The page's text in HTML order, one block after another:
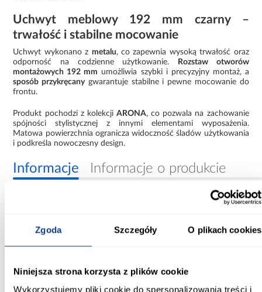
Zgoda Szczegóły O plikach cookies
Niniejsza strona korzysta z plików cookie
Wykorzystujemy pliki cookie do spersonalizowania treści i
Uchwyt meblowy 192 mm czarny –
trwałość i stabilne mocowanie
Uchwyt wykonano z metalu, co zapewnia wysoką trwałość oraz
odporność na codzienne użytkowanie.
Rozstaw otworów
montażowych 192 mm umożliwia szybki i precyzyjny montaż, a
sposób przykręcany gwarantuje stabilne i pewne mocowanie do
frontu.
Produkt pochodzi z kolekcji ARONA, co pozwala na zachowanie
spójności stylistycznej z innymi elementami wyposażenia.
Matowa powierzchnia ogranicza widoczność śladów użytkowania
i podkreśla nowoczesny design.
Informacje Informacje o produkcie
Materiał wykonania: